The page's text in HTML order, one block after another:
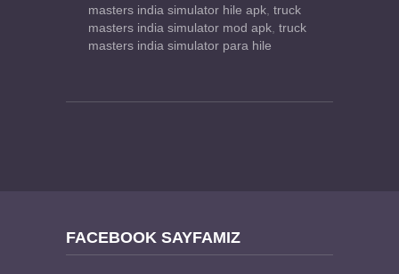
masters india simulator hile apk truck
masters india simulator mod apk truck
masters india simulator para hile
FACEBOOK SAYFAMIZ